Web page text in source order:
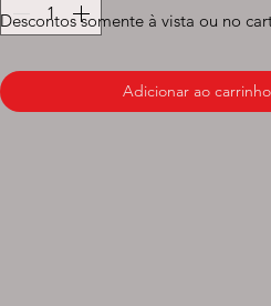
Adicionar ao carrinho
Descontos somente à vista ou no